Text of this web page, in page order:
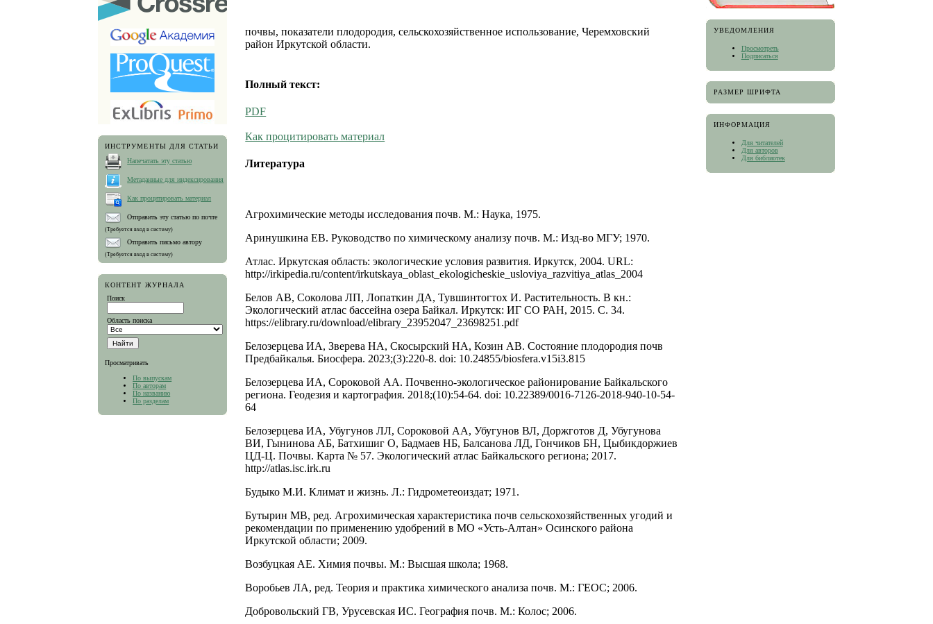
ИНСТРУМЕНТЫ ДЛЯ СТАТЬИ
Напечатать эту статью
Метаданные для индексирования
Как процитировать материал
Отправить эту статью по почте
(Требуется вход в систему)
Отправить письмо автору
(Требуется вход в систему)
КОНТЕНТ ЖУРНАЛА
Поиск
Область поиска
Просматривать
По выпускам
По авторам
По названию
По разделам
УВЕДОМЛЕНИЯ
Просмотреть
Подписаться
РАЗМЕР ШРИФТА
ИНФОРМАЦИЯ
Для читателей
Для авторов
Для библиотек
почвы, показатели плодородия, сельскохозяйственное использование, Черемховский
район Иркутской области.
Полный текст:
PDF
Как процитировать материал
Литература
Агрохимические методы исследования почв. М.: Наука, 1975.
Аринушкина ЕВ. Руководство по химическому анализу почв. М.: Изд-во МГУ; 1970.
Атлас. Иркутская область: экологические условия развития. Иркутск, 2004. URL:
http://irkipedia.ru/content/irkutskaya_oblast_ekologicheskie_usloviya_razvitiya_atlas_2004
Белов АВ, Соколова ЛП, Лопаткин ДА, Тувшинтогтох И. Растительность. В кн.:
Экологический атлас бассейна озера Байкал. Иркутск: ИГ СО РАН, 2015. С. 34.
https://elibrary.ru/download/elibrary_23952047_23698251.pdf
Белозерцева ИА, Зверева НА, Скосырский НА, Козин АВ. Состояние плодородия почв
Предбайкалья. Биосфера. 2023;(3):220-8. doi: 10.24855/biosfera.v15i3.815
Белозерцева ИА, Сороковой АА. Почвенно-экологическое районирование Байкальского
региона. Геодезия и картография. 2018;(10):54-64. doi: 10.22389/0016-7126-2018-940-10-54-
64
Белозерцева ИА, Убугунов ЛЛ, Сороковой АА, Убугунов ВЛ, Доржготов Д, Убугунова
ВИ, Гынинова АБ, Батхишиг О, Бадмаев НБ, Балсанова ЛД, Гончиков БН, Цыбикдоржиев
ЦД-Ц. Почвы. Карта № 57. Экологический атлас Байкальского региона; 2017.
http://atlas.isc.irk.ru
Будыко М.И. Климат и жизнь. Л.: Гидрометеоиздат; 1971.
Бутырин МВ, ред. Агрохимическая характеристика почв сельскохозяйственных угодий и
рекомендации по применению удобрений в МО «Усть-Алтан» Осинского района
Иркутской области; 2009.
Возбуцкая АЕ. Химия почвы. М.: Высшая школа; 1968.
Воробьев ЛА, ред. Теория и практика химического анализа почв. М.: ГЕОС; 2006.
Добровольский ГВ, Урусевская ИС. География почв. М.: Колос; 2006.